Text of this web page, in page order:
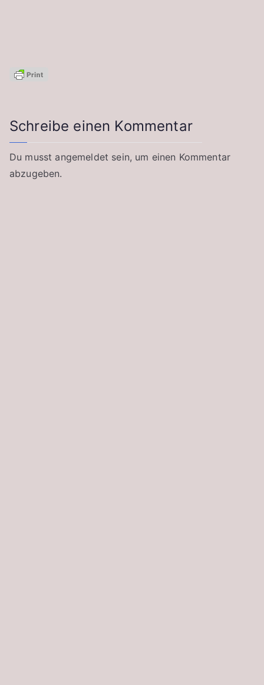
Schreibe einen Kommentar
Du musst angemeldet sein, um einen Kommentar
abzugeben.